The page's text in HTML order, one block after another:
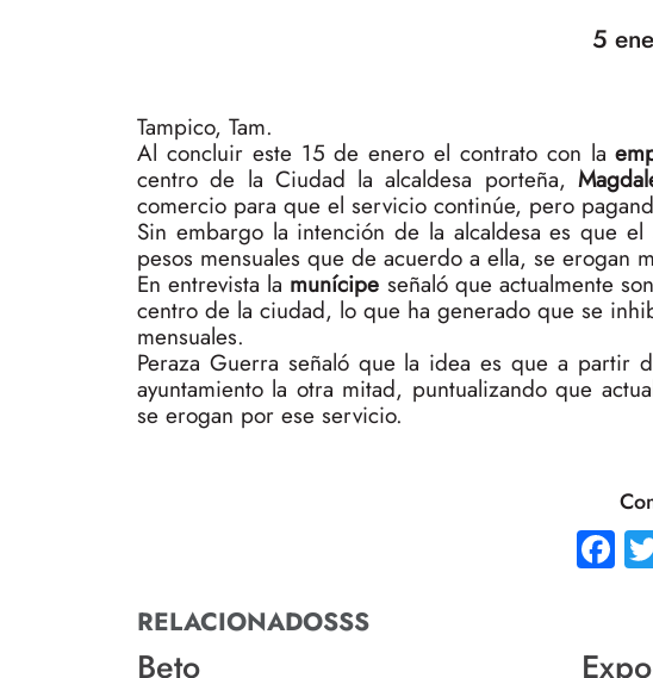
5
Tampico, Tam.
Al concluir este 15 de enero el contrato con la
centro de la Ciudad la alcaldesa porteña,
comercio para que el servicio continúe, pero
Sin embargo la intención de la alcaldesa es que
pesos mensuales que de acuerdo a ella, se erogan
En entrevista la munícipe señaló que actualmente
centro de la ciudad, lo que ha generado que se
mensuales.
Peraza Guerra señaló que la idea es que a
ayuntamiento la otra mitad, puntualizando que
se erogan por ese servicio.
RELACIONADOSSS
Beto